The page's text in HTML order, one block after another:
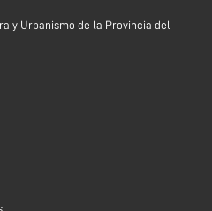
y Urbanismo de la Provincia del